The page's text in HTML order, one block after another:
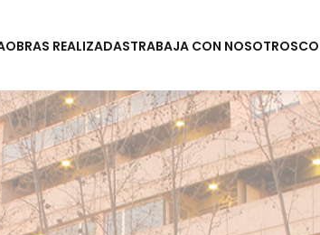
OBRAS REALIZADASTRABAJA CON NOSOTROS